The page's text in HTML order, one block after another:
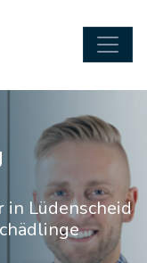
in Lüdenscheid